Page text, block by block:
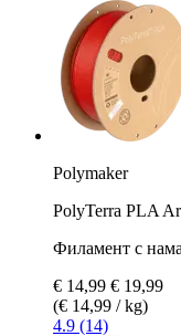
Polymaker
PolyTerra PLA
Филамент с
€ 14,99 € 19,99
(€ 14,99 / kg)
4.9 (14)